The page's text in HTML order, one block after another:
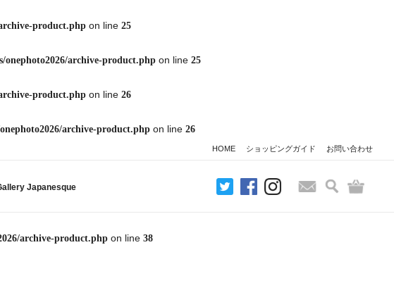
product.php on line 25
onephoto2026/archive-product.php on line 25
product.php on line 26
archive-product.php on line 26
HOME ショッピングガイド お問い合わせ
Japanesque お問い合わせ
検索
archive-product.php on line 38